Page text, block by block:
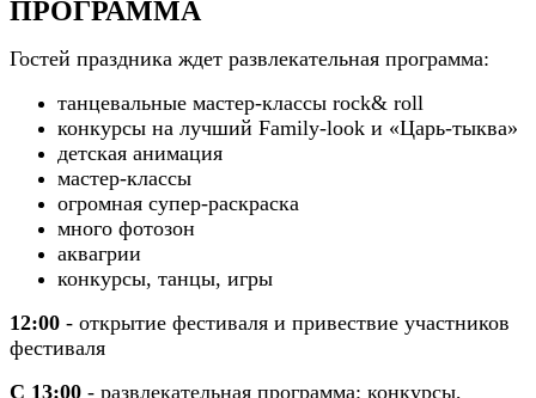
ПРОГРАММА
Гостей праздника ждет развлекательная программа:
танцевальные мастер-классы rock& roll
конкурсы на лучший Family-look и «Царь-тыква»
детская анимация
мастер-классы
огромная супер-раскраска
много фотозон
аквагрии
конкурсы, танцы, игры
12:00 - открытие фестиваля и привествие участников
фестиваля
С 13:00 - развлекательная программа: конкурсы,